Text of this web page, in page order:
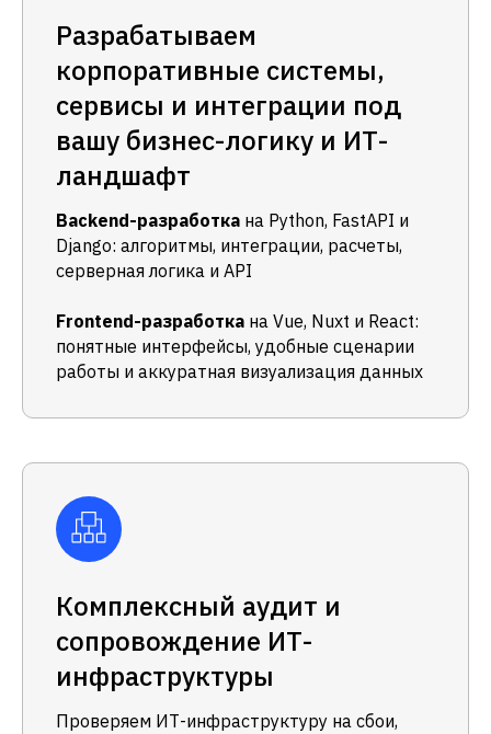
Разрабатываем
корпоративные системы,
сервисы и интеграции под
вашу бизнес-логику и ИТ-
ландшафт
Backend-разработка на Python, FastAPI и
Django: алгоритмы, интеграции, расчеты,
серверная логика и API
Frontend-разработка на Vue, Nuxt и React:
понятные интерфейсы, удобные сценарии
работы и аккуратная визуализация данных
Комплексный аудит и
сопровождение ИТ-
инфраструктуры
Проверяем ИТ-инфраструктуру на сбои,